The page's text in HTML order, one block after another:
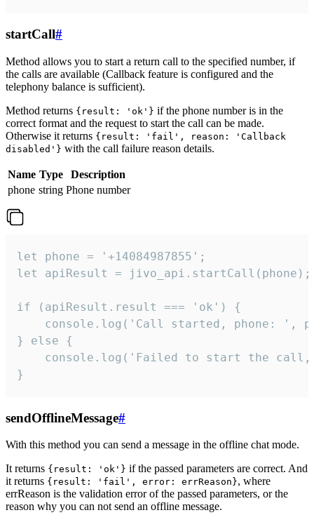
startCall#
Method allows you to start a return call to the specified number, if
the calls are available (Callback feature is configured and the
telephony balance is sufficient).
Method returns {result: 'ok'} if the phone number is in the
correct format and the request to start the call can be made.
Otherwise it returns {result: 'fail', reason: 'Callback
disabled'} with the call failure reason details.
Name Type
Description
phone string Phone number
let phone = '+14084987855';
let apiResult = jivo_api.startCall(phone);
if (apiResult.result === 'ok') {
console.log('Call started, phone: ',
} else {
console.log('Failed to start the
}
sendOfflineMessage#
With this method you can send a message in the offline chat mode.
It returns {result: 'ok'} if the passed parameters are correct. And
it returns {result: 'fail', error: errReason}, where
errReason is the validation error of the passed parameters, or the
reason why you can not send an offline message.